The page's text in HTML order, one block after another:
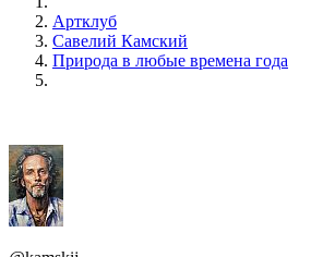
Артклуб
Савелий Камский
Природа в любые времена года